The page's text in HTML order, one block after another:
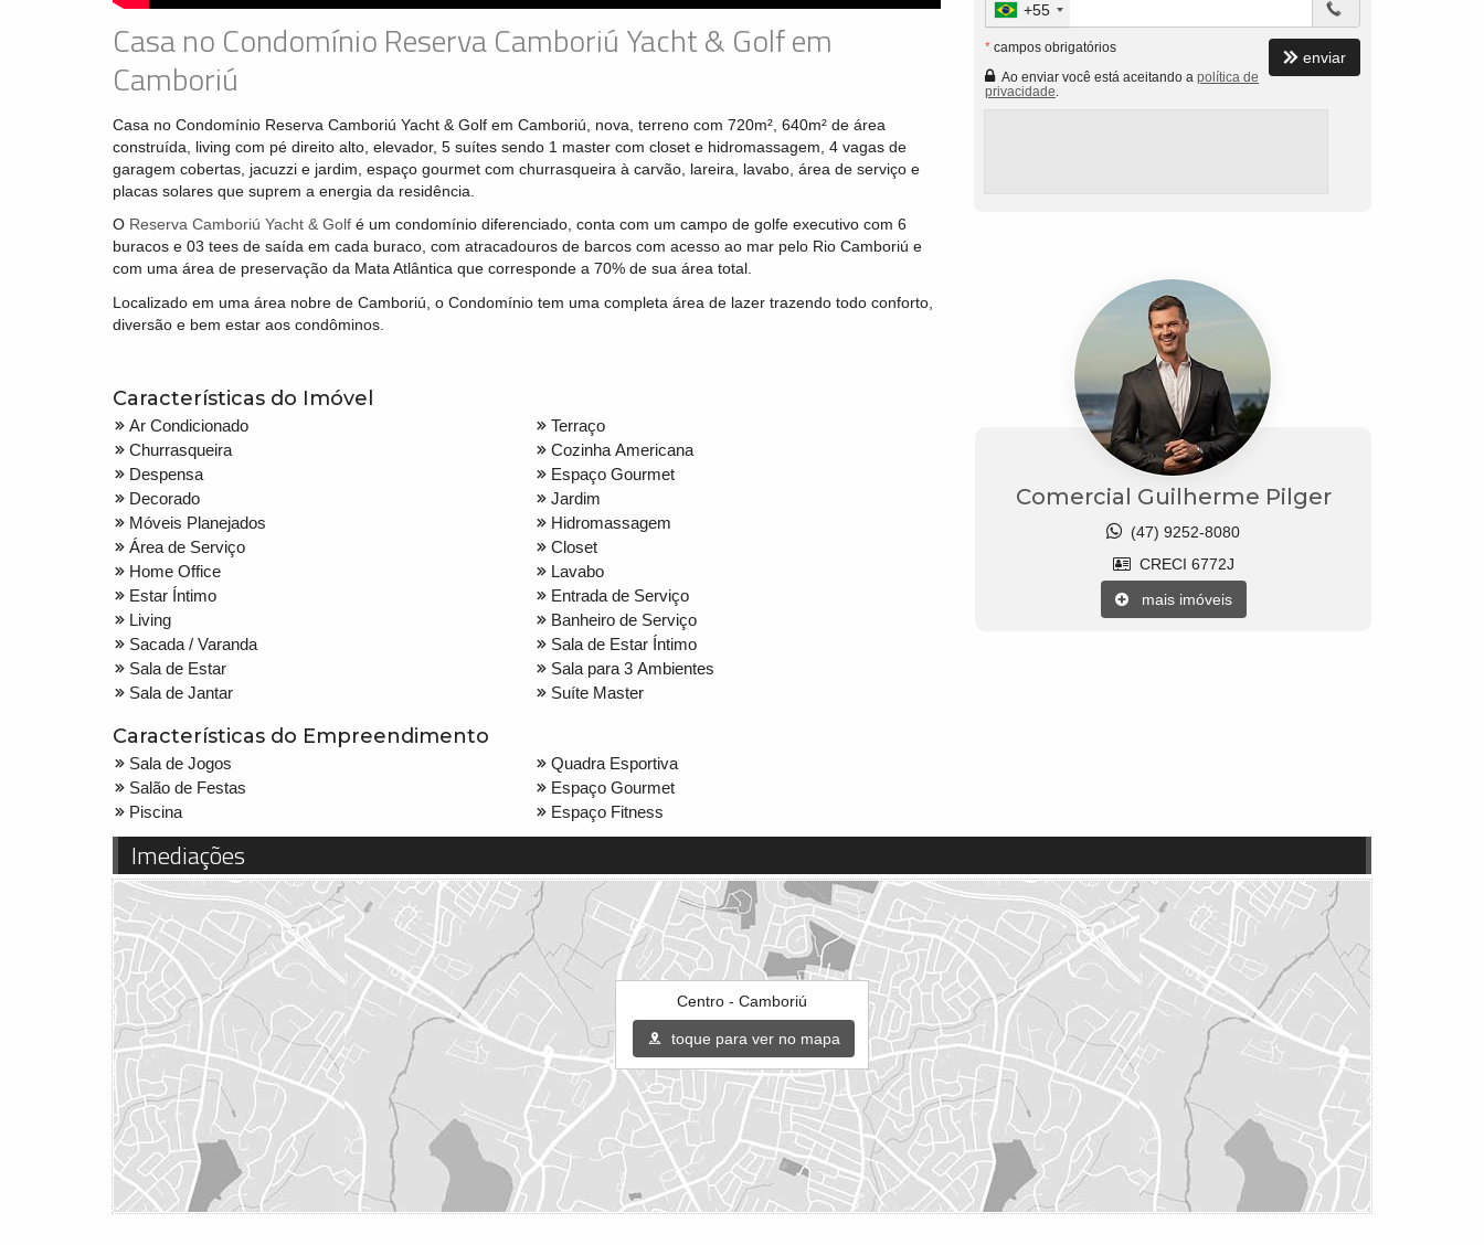
Casa no Condomínio Reserva Camboriú Yacht & Golf em
Camboriú
Casa no Condomínio Reserva Camboriú Yacht & Golf em Camboriú, nova, terreno com 720m², 640m² de área
construída, living com pé direito alto, elevador, 5 suítes sendo 1 master com closet e hidromassagem, 4 vagas de
garagem cobertas, jacuzzi e jardim, espaço gourmet com churrasqueira à carvão, lareira, lavabo, área de serviço e
placas solares que suprem a energia da residência.
O Reserva Camboriú Yacht & Golf é um condomínio diferenciado, conta com um campo de golfe executivo com 6
buracos e 03 tees de saída em cada buraco, com atracadouros de barcos com acesso ao mar pelo Rio Camboriú e
com uma área de preservação da Mata Atlântica que corresponde a 70% de sua área total.
Localizado em uma área nobre de Camboriú, o Condomínio tem uma completa área de lazer trazendo todo conforto,
diversão e bem estar aos condôminos.
Características do Imóvel
Ar Condicionado
Churrasqueira
Despensa
Decorado
Móveis Planejados
Área de Serviço
Home Office
Estar Íntimo
Living
Sacada / Varanda
Sala de Estar
Sala de Jantar
Terraço
Cozinha Americana
Espaço Gourmet
Jardim
Hidromassagem
Closet
Lavabo
Entrada de Serviço
Banheiro de Serviço
Sala de Estar Íntimo
Sala para 3 Ambientes
Suíte Master
Características do Empreendimento
Sala de Jogos
Salão de Festas
Piscina
Quadra Esportiva
Espaço Gourmet
Espaço Fitness
+55
* campos obrigatórios
Ao enviar você está aceitando a política de
privacidade
enviar
Comercial Guilherme Pilger
(47) 9252-8080
CRECI 6772J
mais imóveis
Imediações
Centro - Camboriú
toque para ver no mapa